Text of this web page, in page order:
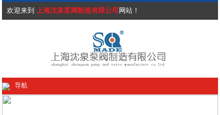
欢迎来到 上海沈泉泵阀制造有限公司 网站！
导航